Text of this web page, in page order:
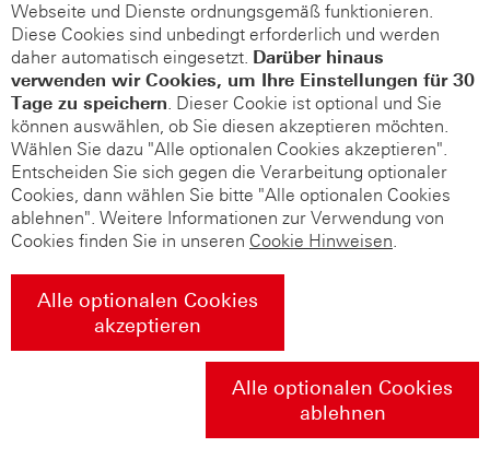
Webseite und Dienste ordnungsgemäß funktionieren.
Diese Cookies sind unbedingt erforderlich und werden
daher automatisch eingesetzt. Darüber hinaus
verwenden wir Cookies, um Ihre Einstellungen für 30
Tage zu speichern. Dieser Cookie ist optional und Sie
können auswählen, ob Sie diesen akzeptieren möchten.
Wählen Sie dazu "Alle optionalen Cookies akzeptieren".
Entscheiden Sie sich gegen die Verarbeitung optionaler
Cookies, dann wählen Sie bitte "Alle optionalen Cookies
ablehnen". Weitere Informationen zur Verwendung von
Cookies finden Sie in unseren Cookie Hinweisen.
Alle optionalen Cookies
akzeptieren
Alle optionalen Cookies
ablehnen